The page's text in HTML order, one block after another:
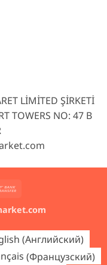
LİMİTED ŞİRKETİ
TOWERS NO: 47 B
(Английский)
(Французский)